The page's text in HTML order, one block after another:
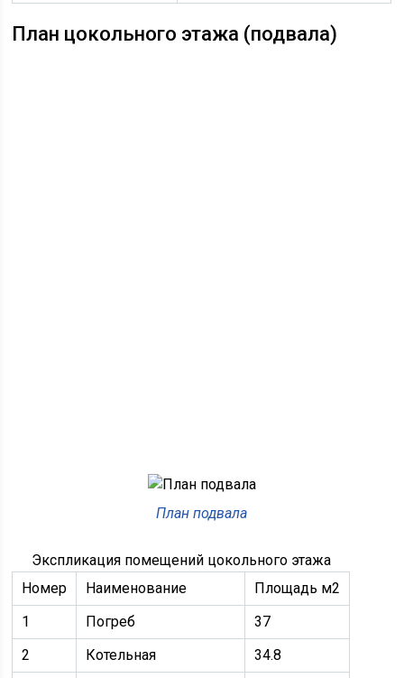
План цокольного этажа (подвала)
План подвала
Экспликация помещений цокольного этажа
Номер
Наименование
Площадь м2
1
Погреб
37
2
Котельная
34.8